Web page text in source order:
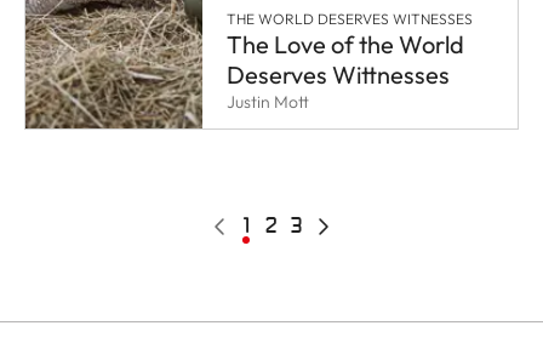
THE WORLD DESERVES WITNESSES
The Love of the World
Deserves Wittnesses
Justin Mott
Pagination
Vorherige
Seite
Aktuelle
Seite
1 Page
2 Page
3
Nächste